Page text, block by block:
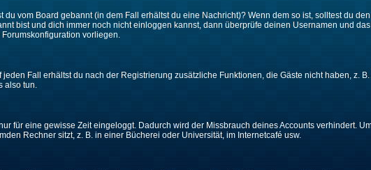
vom Board gebannt (in dem Fall erhältst du eine Nachricht)? Wenn dem so ist, solltest du
bist und dich immer noch nicht einloggen kannst, dann überprüfe deinen Usernamen und
vorliegen.
Fall erhältst du nach der Registrierung zusätzliche Funktionen, die Gäste nicht haben, z.
also tun.
für eine gewisse Zeit eingeloggt. Dadurch wird der Missbrauch deines Accounts verhindert.
Rechner sitzt, z. B. in einer Bücherei oder Universität, im Internetcafé usw.